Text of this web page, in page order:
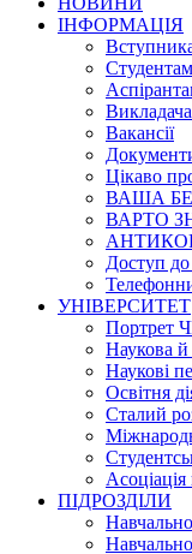
ІНФОРМАЦІЯ
Студентам
Вакансії
Цікаво
ВАША
ВАРТО
Доступ до
УНІВЕРСИТЕТ
Портрет
Наукова й
Наукові
Освітня
Сталий
ПІДРОЗДІЛИ